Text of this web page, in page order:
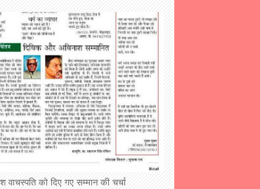
को दिए गए सम्मान की चर्चा